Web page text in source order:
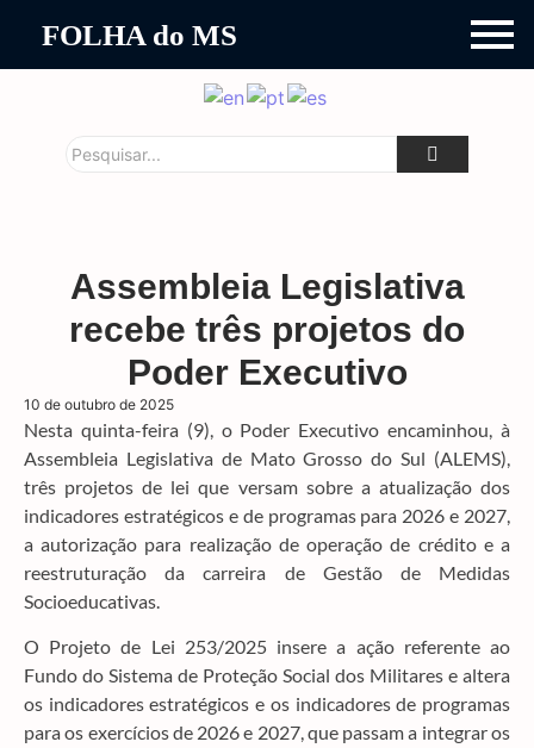
FOLHA do MS
Assembleia Legislativa
recebe três projetos do
Poder Executivo
10 de outubro de 2025
Nesta quinta-feira (9), o Poder Executivo encaminhou, à
Assembleia Legislativa de Mato Grosso do Sul (ALEMS),
três projetos de lei que versam sobre a atualização dos
indicadores estratégicos e de programas para 2026 e 2027,
a autorização para realização de operação de crédito e a
reestruturação da carreira de Gestão de Medidas
Socioeducativas.
O Projeto de Lei 253/2025 insere a ação referente ao
Fundo do Sistema de Proteção Social dos Militares e altera
os indicadores estratégicos e os indicadores de programas
para os exercícios de 2026 e 2027, que passam a integrar os